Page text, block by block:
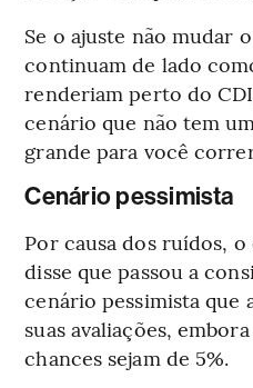
Se o ajuste não mudar
continuam de lado
renderiam perto do
cenário que não tem
grande para você
Cenário pessimista
Por causa dos ruídos,
disse que passou a
cenário pessimista que
suas avaliações,
chances sejam de 5%.